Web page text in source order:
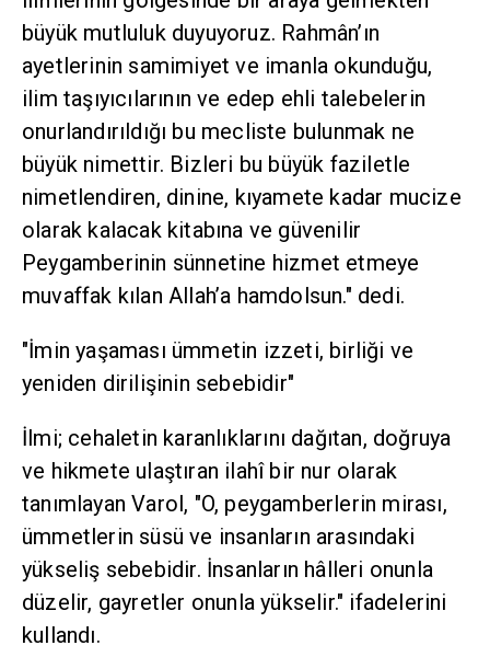
büyük mutluluk duyuyoruz. Rahmân’ın
ayetlerinin samimiyet ve imanla okunduğu,
ilim taşıyıcılarının ve edep ehli talebelerin
onurlandırıldığı bu mecliste bulunmak ne
büyük nimettir. Bizleri bu büyük faziletle
nimetlendiren, dinine, kıyamete kadar mucize
olarak kalacak kitabına ve güvenilir
Peygamberinin sünnetine hizmet etmeye
muvaffak kılan Allah’a hamdolsun." dedi.
"İmin yaşaması ümmetin izzeti, birliği ve
yeniden dirilişinin sebebidir"
İlmi; cehaletin karanlıklarını dağıtan, doğruya
ve hikmete ulaştıran ilahî bir nur olarak
tanımlayan Varol, "O, peygamberlerin mirası,
ümmetlerin süsü ve insanların arasındaki
yükseliş sebebidir. İnsanların hâlleri onunla
düzelir, gayretler onunla yükselir." ifadelerini
kullandı.